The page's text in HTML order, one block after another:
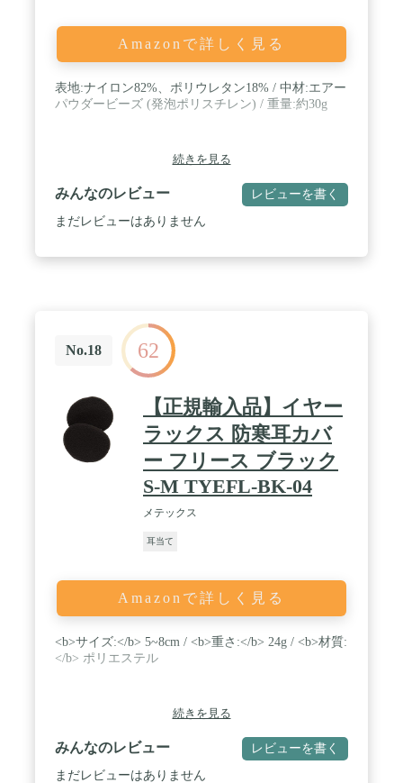
Amazonで詳しく見る
表地:ナイロン82%、ポリウレタン18% / 中材:エアー
パウダービーズ (発泡ポリスチレン) / 重量:約30g
続きを見る
みんなのレビュー レビューを書く
まだレビューはありません
No.18 62
【正規輸入品】イヤー
ラックス 防寒耳カバ
ー フリース ブラック
S-M TYEFL-BK-04
メテックス
耳当て
Amazonで詳しく見る
<b>サイズ:</b> 5~8cm / <b>重さ:</b> 24g / <b>材質:
</b> ポリエステル
続きを見る
みんなのレビュー レビューを書く
まだレビューはありません